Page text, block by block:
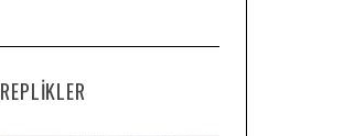
REPLIKLER